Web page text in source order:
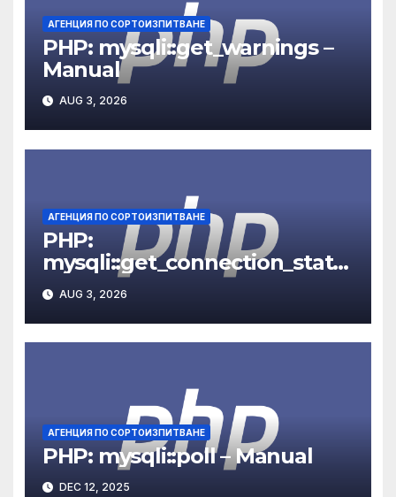
АГЕНЦИЯ ПО СОРТОИЗПИТВАНЕ
PHP: mysqli::get_warnings –
Manual
AUG 3, 2026
АГЕНЦИЯ ПО СОРТОИЗПИТВАНЕ
PHP:
mysqli::get_connection_stats
– Manual
AUG 3, 2026
АГЕНЦИЯ ПО СОРТОИЗПИТВАНЕ
PHP: mysqli::poll – Manual
DEC 12, 2025